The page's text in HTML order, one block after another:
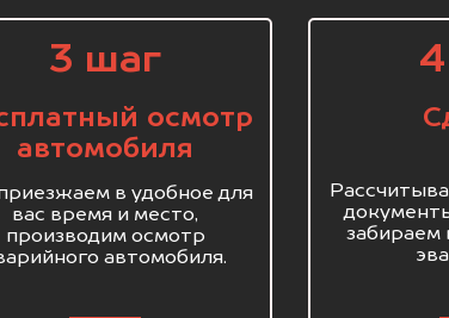
3 шаг
осмотр
автомобиля
в удобное для
вас время и место,
производим осмотр
автомобиля.
забираем